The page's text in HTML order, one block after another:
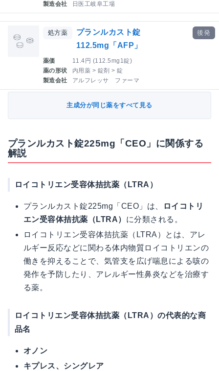
製造会社
日医工岐阜工場
処方薬
プランルカスト錠
112.5mg「AFP」
薬価
11.4円 (112.5mg1錠)
薬の形状
内用薬 > 錠剤 > 錠
製造会社
アルフレッサ ファーマ
後発
主成分が同じ薬をすべて見る
プランルカスト錠225mg「CEO」に関係する
解説
ロイコトリエン受容体拮抗薬（LTRA）
プランルカスト錠225mg「CEO」は、
ロイコトリ
エン受容体拮抗薬（LTRA） に分類される。
ロイコトリエン受容体拮抗薬（LTRA）とは、アレ
ルギー反応などに関わる体内物質ロイコトリエンの
働きを抑えることで、気管支を広げ喘息による咳の
発作を予防したり、アレルギー性鼻炎などを治療す
る薬。
ロイコトリエン受容体拮抗薬（LTRA）の代表的な商
品名
オノン
キプレス、シングレア